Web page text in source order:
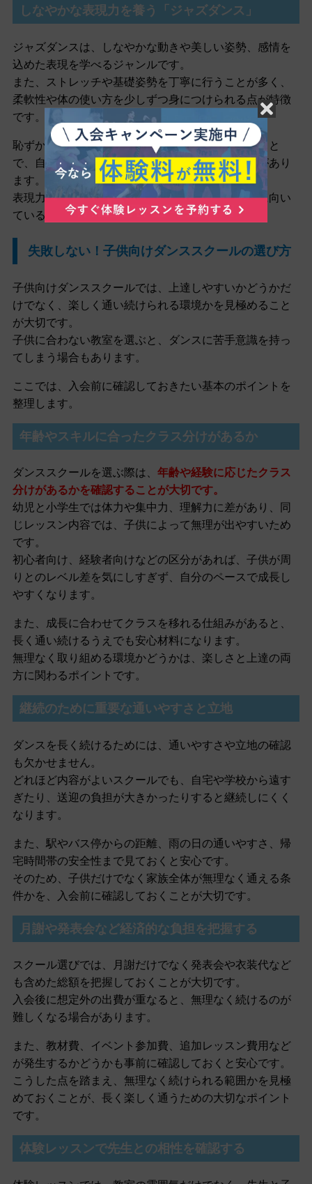
しなやかな表現力を養う「ジャズダンス」
ジャズダンスは、しなやかな動きや美しい姿勢、感情を
込めた表現を学べるジャンルです。
また、ストレッチや基礎姿勢を丁寧に行うことが多く、
柔軟性や体の使い方を少しずつ身につけられる点が特徴
です。
恥ずかしがり屋の子でも、少しずつ踊りに慣れること
で、自分を表現することへの抵抗感が和らぐことがあり
ます。
表現力を育てながら、体づくりにもつなげたい子に向い
ているジャンルです。
失敗しない！子供向けダンススクールの選び方
子供向けダンススクールでは、上達しやすいかどうかだ
けでなく、楽しく通い続けられる環境かを見極めること
が大切です。
子供に合わない教室を選ぶと、ダンスに苦手意識を持っ
てしまう場合もあります。
ここでは、入会前に確認しておきたい基本のポイントを
整理します。
年齢やスキルに合ったクラス分けがあるか
ダンススクールを選ぶ際は、 年齢や経験に応じたクラス
分けがあるかを確認することが大切です。
幼児と小学生では体力や集中力、理解力に差があり、同
じレッスン内容では、子供によって無理が出やすいため
です。
初心者向け、経験者向けなどの区分があれば、子供が周
りとのレベル差を気にしすぎず、自分のペースで成長し
やすくなります。
また、成長に合わせてクラスを移れる仕組みがあると、
長く通い続けるうえでも安心材料になります。
無理なく取り組める環境かどうかは、楽しさと上達の両
方に関わるポイントです。
継続のために重要な通いやすさと立地
ダンスを長く続けるためには、通いやすさや立地の確認
も欠かせません。
どれほど内容がよいスクールでも、自宅や学校から遠す
ぎたり、送迎の負担が大きかったりすると継続しにくく
なります。
また、駅やバス停からの距離、雨の日の通いやすさ、帰
宅時間帯の安全性まで見ておくと安心です。
そのため、子供だけでなく家族全体が無理なく通える条
件かを、入会前に確認しておくことが大切です。
月謝や発表会など経済的な負担を把握する
スクール選びでは、月謝だけでなく発表会や衣装代など
も含めた総額を把握しておくことが大切です。
入会後に想定外の出費が重なると、無理なく続けるのが
難しくなる場合があります。
また、教材費、イベント参加費、追加レッスン費用など
が発生するかどうかも事前に確認しておくと安心です。
こうした点を踏まえ、無理なく続けられる範囲かを見極
めておくことが、長く楽しく通うための大切なポイント
です。
体験レッスンで先生との相性を確認する